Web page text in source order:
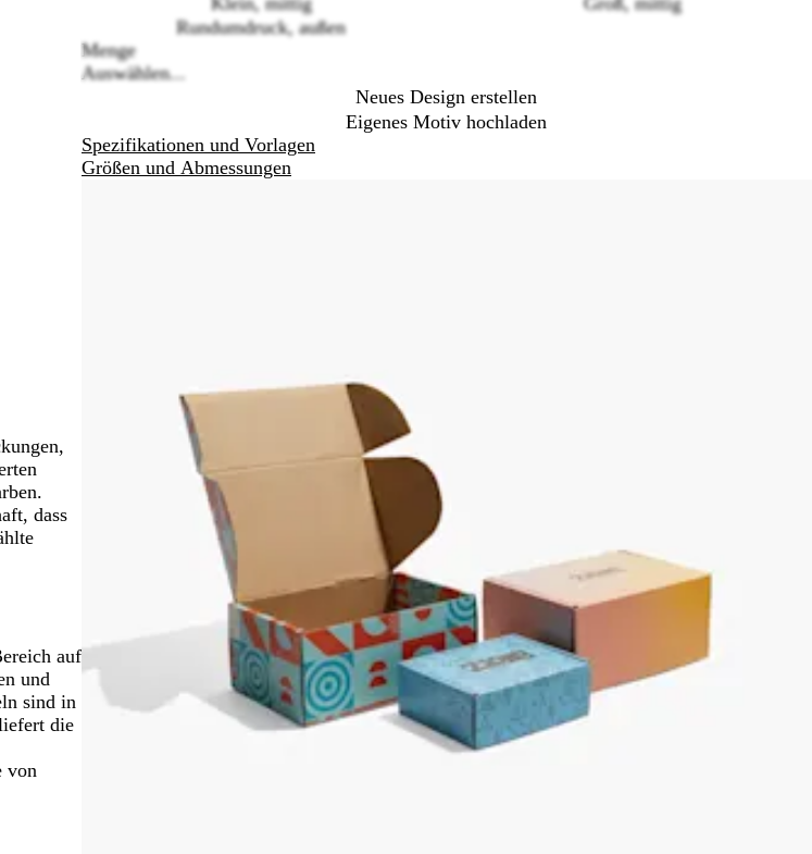
Rundumdruck, außen
Menge
Auswählen...
Neues Design erstellen
Eigenes Motiv hochladen
Spezifikationen und Vorlagen
Größen und Abmessungen
dass
auf
und
sind in
die
von